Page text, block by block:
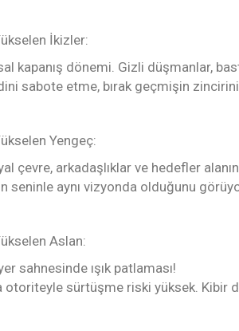
İkizler:
kapanış dönemi. Gizli düşmanlar,
sabote etme, bırak geçmişin
Yengeç:
çevre, arkadaşlıklar ve hedefler
seninle aynı vizyonda olduğunu
Aslan:
sahnesinde ışık patlaması!
otoriteyle sürtüşme riski yüksek. Kibir